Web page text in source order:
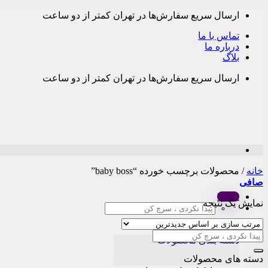
Skip
content
ارسال سریع سفارش‌ها در تهران کمتر از دو ساعت
تماس با ما
درباره ما
بلاگ
ارسال سریع سفارش‌ها در تهران کمتر از دو ساعت
Menu
جستجو
برای:
دسته بندی محصولات
خانه / محصولات برچسب خورده “baby boss”
صافی
نمایش یک نتیجه
دسته های محصولات